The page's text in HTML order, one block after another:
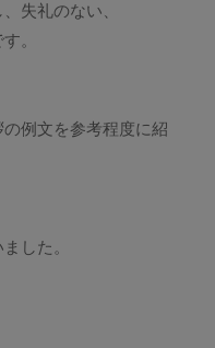
失礼のない、
。
例文を参考程度に紹
した。